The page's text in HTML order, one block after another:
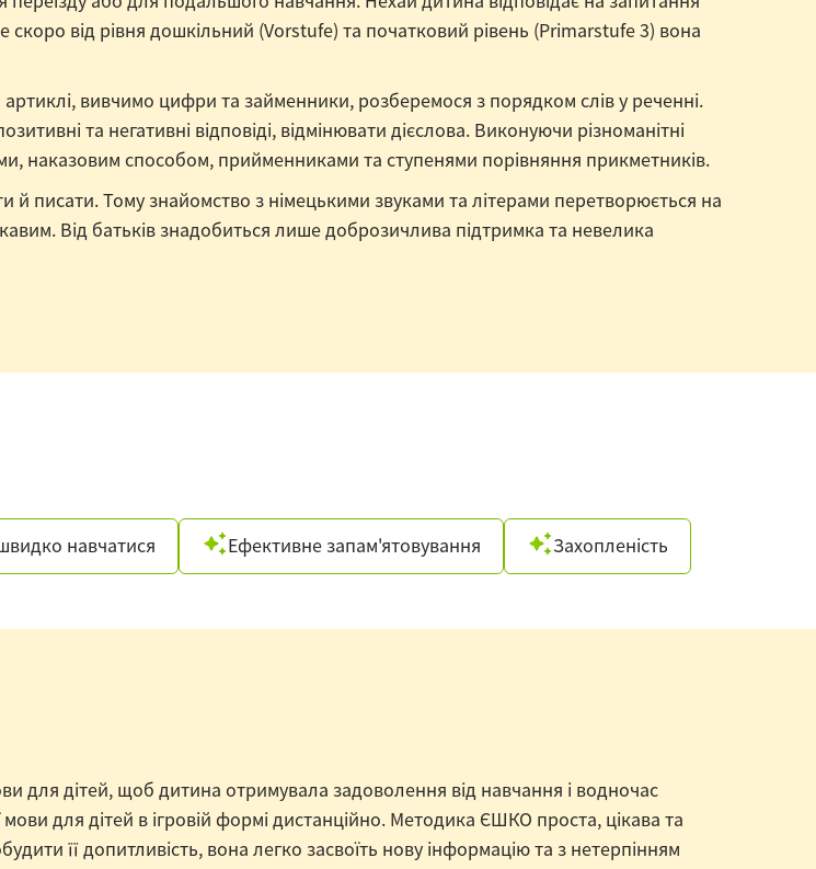
від рівня дошкільний (Vorstufe) та початковий рівень (Primarstufe 3) вона
вивчимо цифри та займенники, розберемося з порядком слів у реченні.
та негативні відповіді, відмінювати дієслова. Виконуючи різноманітні
наказовим способом, прийменниками та ступенями порівняння прикметників.
й писати. Тому знайомство з німецькими звуками та літерами перетворюється на
Від батьків знадобиться лише доброзичлива підтримка та невелика
навчатися Ефективне запам'ятовування Захопленість
для дітей, щоб дитина отримувала задоволення від навчання і водночас
для дітей в ігровій формі дистанційно. Методика ЄШКО проста, цікава та
її допитливість, вона легко засвоїть нову інформацію та з нетерпінням